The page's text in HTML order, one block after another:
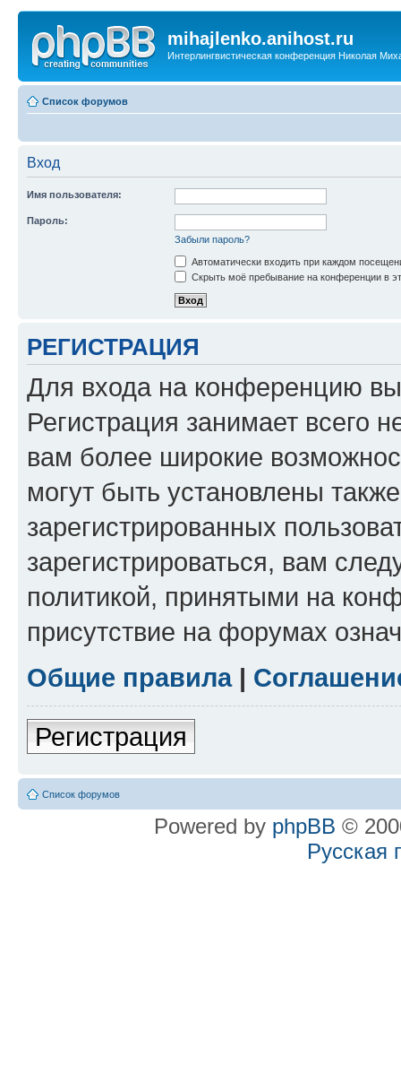
mihajlenko.anihost.ru
Интерлингвистическая конференция Николая
Список форумов
Вход
Имя пользователя:
Пароль:
Забыли пароль?
Автоматически входить при каждом
Скрыть моё пребывание на конференции в
РЕГИСТРАЦИЯ
Для входа на конференцию
Регистрация занимает всего
вам более широкие
могут быть установлены
зарегистрированных
зарегистрироваться, вам
политикой, принятыми на
присутствие на форумах
Общие правила|
Регистрация
Список форумов
Powered by phpBB ©
Русская